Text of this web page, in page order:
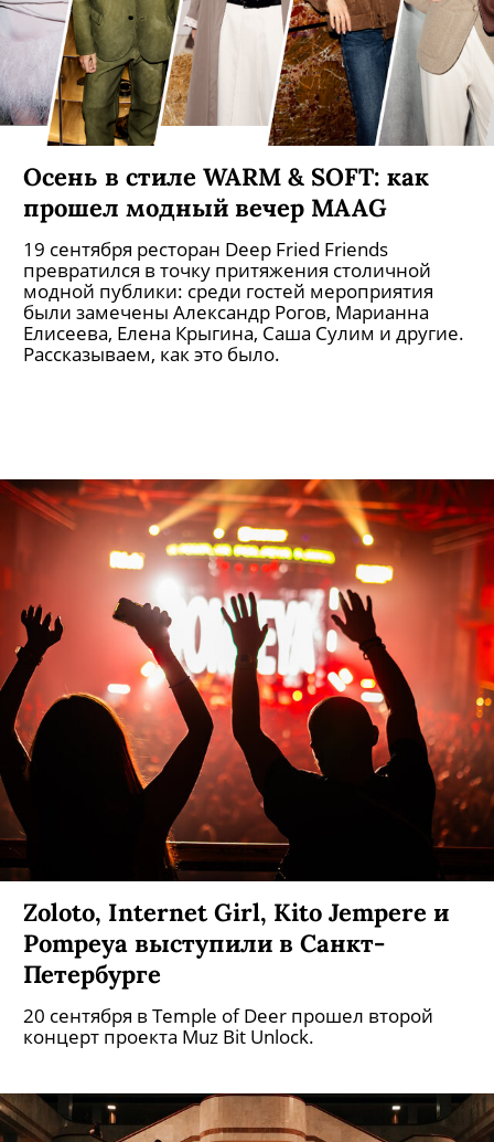
Осень в стиле WARM & SOFT: как
прошел модный вечер MAAG
19 сентября ресторан Deep Fried Friends
превратился в точку притяжения столичной
модной публики: среди гостей мероприятия
были замечены Александр Рогов, Марианна
Елисеева, Елена Крыгина, Саша Сулим и другие.
Рассказываем, как это было.